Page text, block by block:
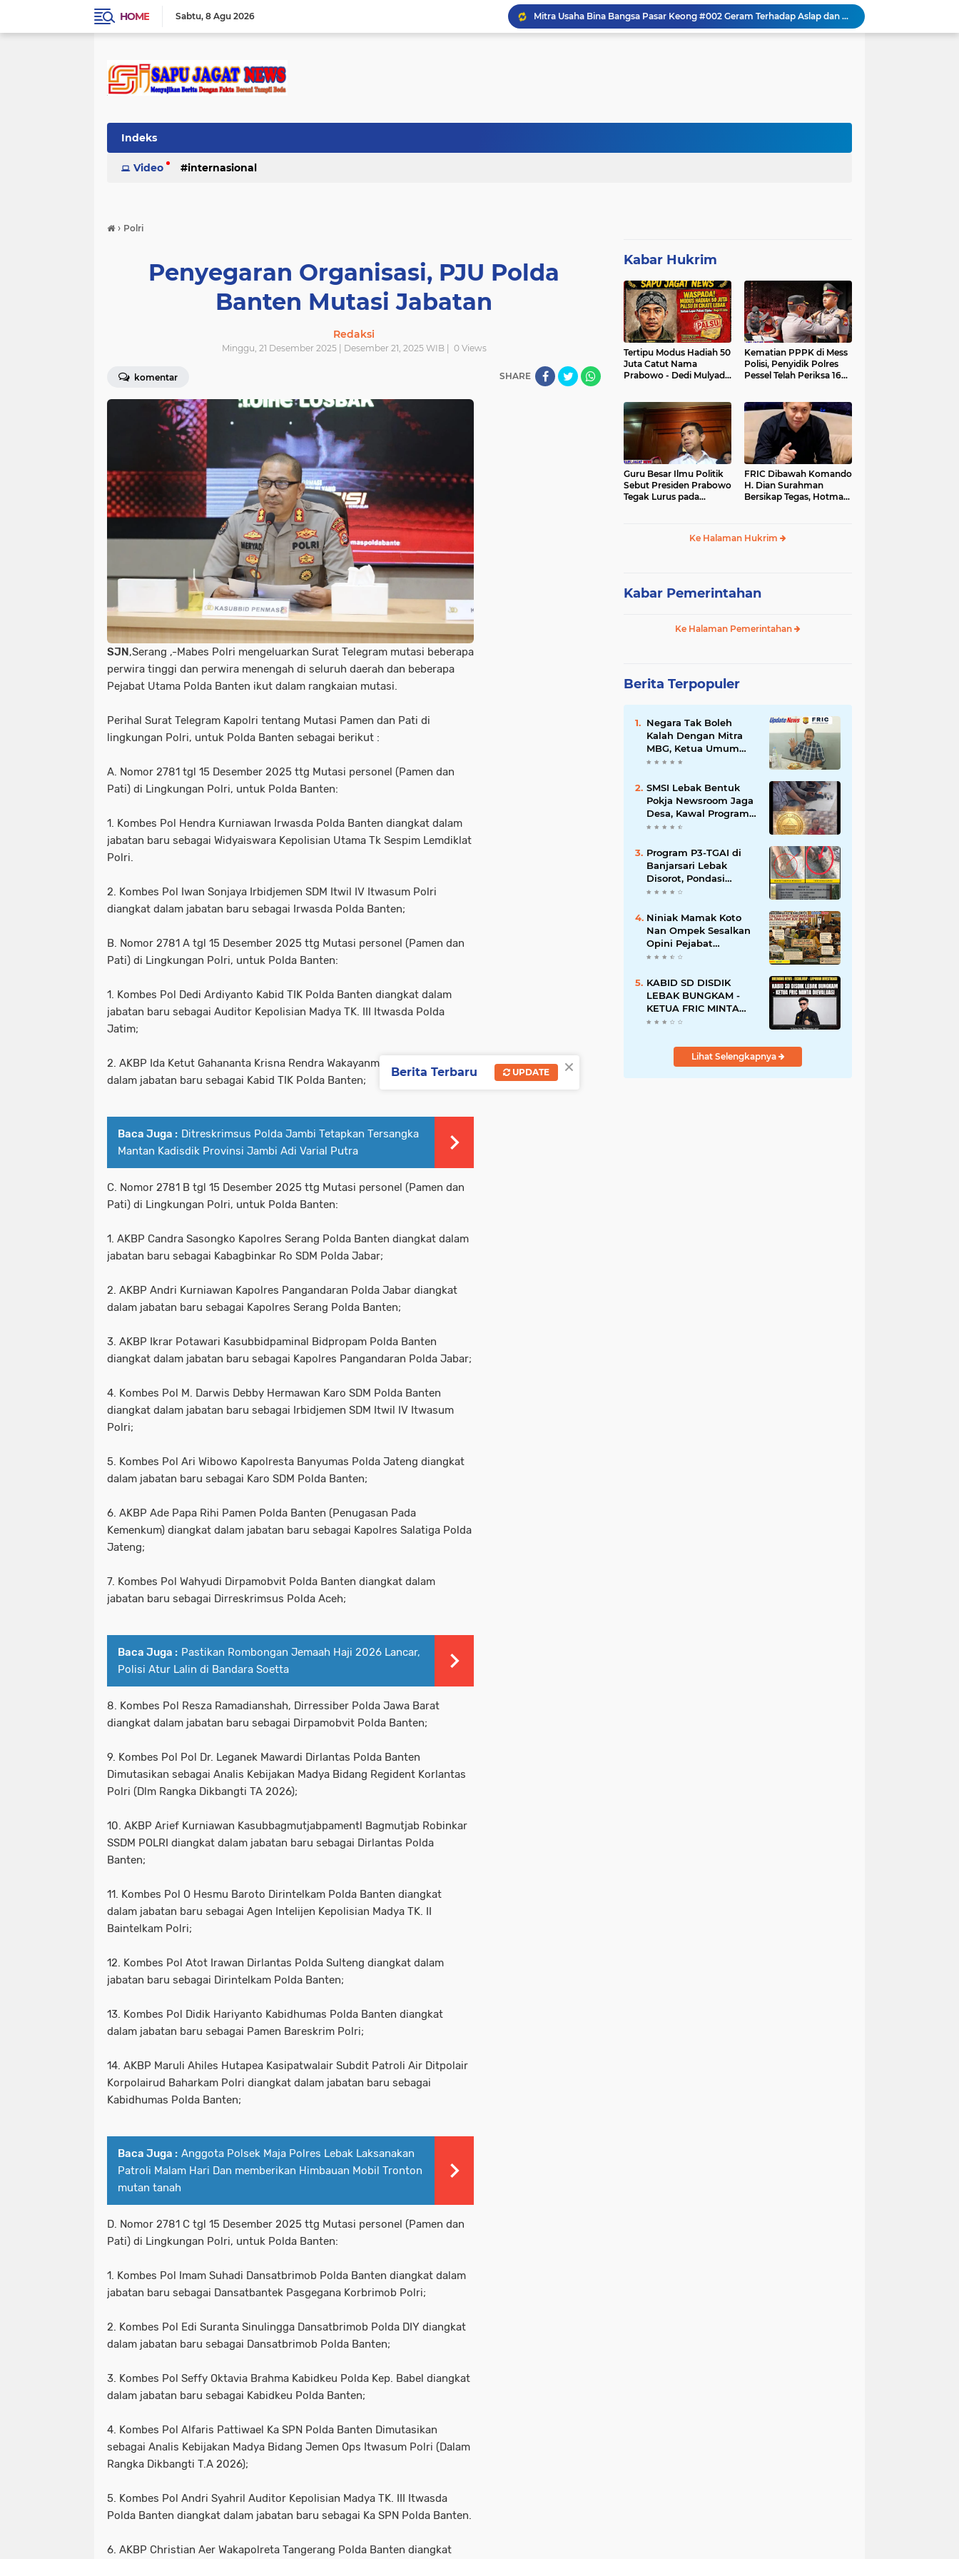
HOME Sabtu 8 Agu 2026
Mitra Usaha Bina Bangsa Pasar Keong #002 Geram Terhadap Aslap dan Kepala SPPG, BGN Terapkan Zero Tolerance - Terancam Dipecat!
Progres 10 Hari, Pemeliharaan Jaringan Irigasi Tersier di Desa Gumuruh Cileles Berjalan Lancar Sesuai SOP
Kapolda Banten Hadiri Ground Breaking Pembangunan Gedung Kantor DPD RI di Ibu Kota Provinsi Banten
Indeks
Video internasional
› Polri
Penyegaran Organisasi, PJU Polda
Banten Mutasi Jabatan
Redaksi
Minggu, 21 Desember 2025 | Desember 21, 2025 WIB | 0Views
komentar SHARE
SJN,Serang ,-Mabes Polri mengeluarkan Surat Telegram mutasi beberapa
perwira tinggi dan perwira menengah di seluruh daerah dan beberapa
Pejabat Utama Polda Banten ikut dalam rangkaian mutasi.
Perihal Surat Telegram Kapolri tentang Mutasi Pamen dan Pati di
lingkungan Polri, untuk Polda Banten sebagai berikut :
A. Nomor 2781 tgl 15 Desember 2025 ttg Mutasi personel (Pamen dan
Pati) di Lingkungan Polri, untuk Polda Banten:
1. Kombes Pol Hendra Kurniawan Irwasda Polda Banten diangkat dalam
jabatan baru sebagai Widyaiswara Kepolisian Utama Tk Sespim Lemdiklat
Polri.
2. Kombes Pol Iwan Sonjaya Irbidjemen SDM Itwil IV Itwasum Polri
diangkat dalam jabatan baru sebagai Irwasda Polda Banten;
B. Nomor 2781 A tgl 15 Desember 2025 ttg Mutasi personel (Pamen dan
Pati) di Lingkungan Polri, untuk Polda Banten:
1. Kombes Pol Dedi Ardiyanto Kabid TIK Polda Banten diangkat dalam
jabatan baru sebagai Auditor Kepolisian Madya TK. III Itwasda Polda
Jatim;
2. AKBP Ida Ketut Gahananta Krisna Rendra Wakayanma Polri diangkat
dalam jabatan baru sebagai Kabid TIK Polda Banten;
Baca Juga : Ditreskrimsus Polda Jambi Tetapkan Tersangka
Mantan Kadisdik Provinsi Jambi Adi Varial Putra
C. Nomor 2781 B tgl 15 Desember 2025 ttg Mutasi personel (Pamen dan
Pati) di Lingkungan Polri, untuk Polda Banten:
1. AKBP Candra Sasongko Kapolres Serang Polda Banten diangkat dalam
jabatan baru sebagai Kabagbinkar Ro SDM Polda Jabar;
2. AKBP Andri Kurniawan Kapolres Pangandaran Polda Jabar diangkat
dalam jabatan baru sebagai Kapolres Serang Polda Banten;
3. AKBP Ikrar Potawari Kasubbidpaminal Bidpropam Polda Banten
diangkat dalam jabatan baru sebagai Kapolres Pangandaran Polda Jabar;
4. Kombes Pol M. Darwis Debby Hermawan Karo SDM Polda Banten
diangkat dalam jabatan baru sebagai Irbidjemen SDM Itwil IV Itwasum
Polri;
5. Kombes Pol Ari Wibowo Kapolresta Banyumas Polda Jateng diangkat
dalam jabatan baru sebagai Karo SDM Polda Banten;
6. AKBP Ade Papa Rihi Pamen Polda Banten (Penugasan Pada
Kemenkum) diangkat dalam jabatan baru sebagai Kapolres Salatiga Polda
Jateng;
7. Kombes Pol Wahyudi Dirpamobvit Polda Banten diangkat dalam
jabatan baru sebagai Dirreskrimsus Polda Aceh;
Baca Juga : Pastikan Rombongan Jemaah Haji 2026 Lancar,
Polisi Atur Lalin di Bandara Soetta
8. Kombes Pol Resza Ramadianshah, Dirressiber Polda Jawa Barat
diangkat dalam jabatan baru sebagai Dirpamobvit Polda Banten;
9. Kombes Pol Pol Dr. Leganek Mawardi Dirlantas Polda Banten
Dimutasikan sebagai Analis Kebijakan Madya Bidang Regident Korlantas
Polri (Dlm Rangka Dikbangti TA 2026);
10. AKBP Arief Kurniawan Kasubbagmutjabpamentl Bagmutjab Robinkar
SSDM POLRI diangkat dalam jabatan baru sebagai Dirlantas Polda
Banten;
11. Kombes Pol O Hesmu Baroto Dirintelkam Polda Banten diangkat
dalam jabatan baru sebagai Agen Intelijen Kepolisian Madya TK. II
Baintelkam Polri;
12. Kombes Pol Atot Irawan Dirlantas Polda Sulteng diangkat dalam
jabatan baru sebagai Dirintelkam Polda Banten;
13. Kombes Pol Didik Hariyanto Kabidhumas Polda Banten diangkat
dalam jabatan baru sebagai Pamen Bareskrim Polri;
14. AKBP Maruli Ahiles Hutapea Kasipatwalair Subdit Patroli Air Ditpolair
Korpolairud Baharkam Polri diangkat dalam jabatan baru sebagai
Kabidhumas Polda Banten;
Baca Juga : Anggota Polsek Maja Polres Lebak Laksanakan
Patroli Malam Hari Dan memberikan Himbauan Mobil Tronton
mutan tanah
D. Nomor 2781 C tgl 15 Desember 2025 ttg Mutasi personel (Pamen dan
Pati) di Lingkungan Polri, untuk Polda Banten:
1. Kombes Pol Imam Suhadi Dansatbrimob Polda Banten diangkat dalam
jabatan baru sebagai Dansatbantek Pasgegana Korbrimob Polri;
2. Kombes Pol Edi Suranta Sinulingga Dansatbrimob Polda DIY diangkat
dalam jabatan baru sebagai Dansatbrimob Polda Banten;
3. Kombes Pol Seffy Oktavia Brahma Kabidkeu Polda Kep. Babel diangkat
dalam jabatan baru sebagai Kabidkeu Polda Banten;
4. Kombes Pol Alfaris Pattiwael Ka SPN Polda Banten Dimutasikan
sebagai Analis Kebijakan Madya Bidang Jemen Ops Itwasum Polri (Dalam
Rangka Dikbangti T.A 2026);
5. Kombes Pol Andri Syahril Auditor Kepolisian Madya TK. III Itwasda
Polda Banten diangkat dalam jabatan baru sebagai Ka SPN Polda Banten.
6. AKBP Christian Aer Wakapolreta Tangerang Polda Banten diangkat
Kabar Hukrim
Tertipu Modus Hadiah 50
Juta Catut Nama
Prabowo - Dedi Mulyadi,
Juta Lebih
Kematian PPPK di Mess
Polisi, Penyidik Polres
Pessel Telah Periksa 16
Guru Besar Ilmu Politik
Sebut Presiden Prabowo
Tegak Lurus pada
FRIC Dibawah Komando
H. Dian Surahman
Bersikap Tegas, Hotman
Merendahkan Wartawan
Ke Halaman Hukrim
Kabar Pemerintahan
Ke Halaman Pemerintahan
Berita Terpopuler
Negara Tak Boleh
Kalah Dengan Mitra
MBG, Ketua Umum
APKLI-P: Silahkan
Kantin Sekolah
SMSI Lebak Bentuk
Pokja Newsroom Jaga
Desa, Kawal Program
Desa Agar Bisa Maju
Program P3-TGAI di
Banjarsari Lebak
Disorot, Pondasi
Diduga Terisi Tanah,
Sanksi Berat Hingga
Pidana
Niniak Mamak Koto
Nan Ompek Sesalkan
Opini Pejabat
Payakumbuh Soal
Jabatan
KABID SD DISDIK
LEBAK BUNGKAM -
KETUA FRIC MINTA
DIEVALUASI
Lihat Selengkapnya
×
Berita Terbaru UPDATE